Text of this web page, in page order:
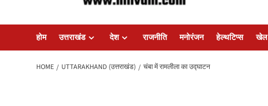
होम उत्तराखंड देश राजनीति मनोरंजन हेल्थटिप्स खेल
HOME UTTARAKHAND (उत्तराखंड) चंबा में रामलीला का उद्घाटन